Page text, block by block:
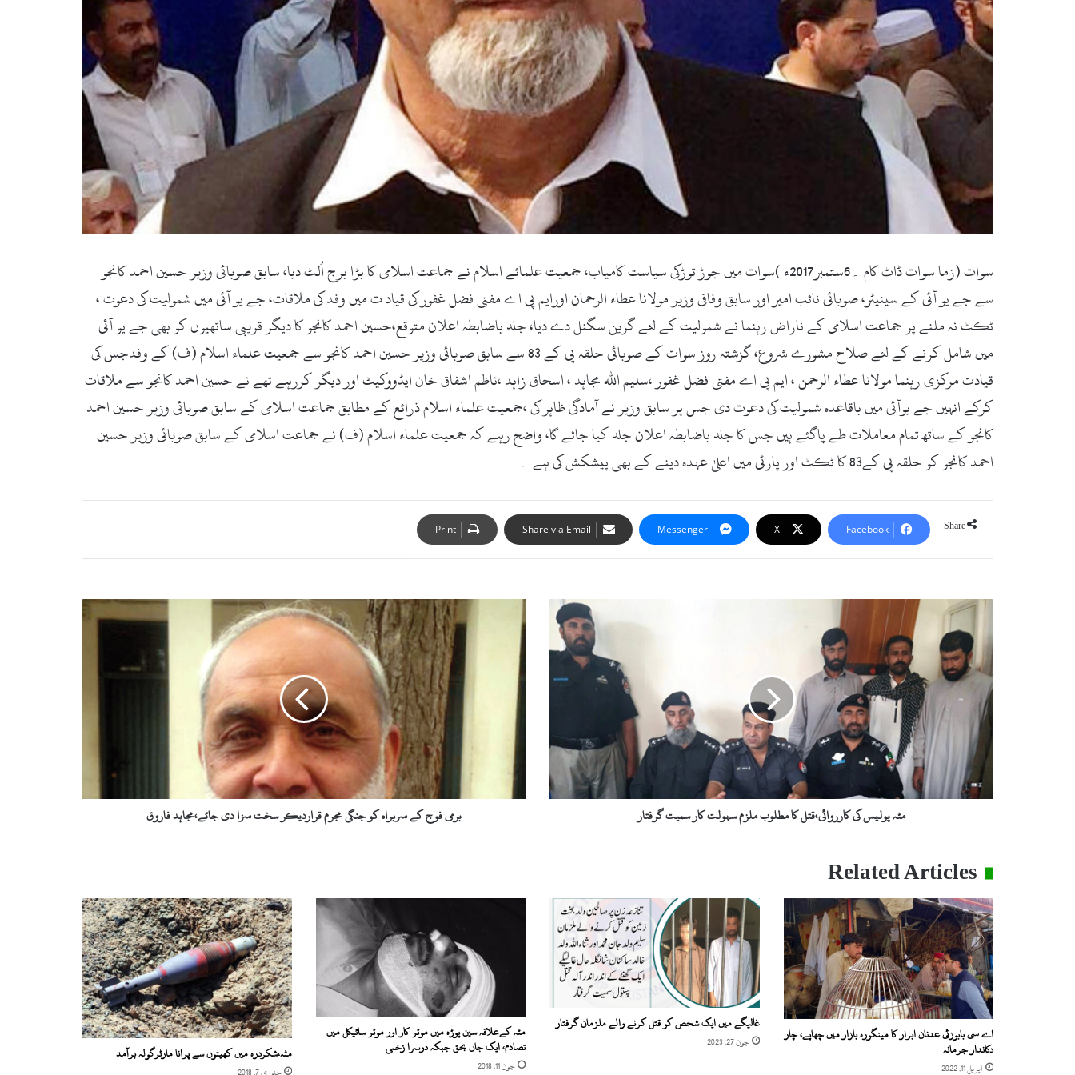
سوات (زما سوات ڈاٹ کام ۔6ستمبر2017ء )سوات میں جوڑ توڑکی سیاست کامیاب، جمعیت علمائے اسلام نے جماعت اسلامی کا بڑا برج اُلٹ دیا، سابق صوبائی وزیر حسین احمد کانجو
سے جے یو آئی کے سینیٹر، صوبائی نائب امیر اور سابق وفاقی وزیر مولانا عطاء الرحمان اورایم پی اے مفتی فضل غفور کی قیاد ت میں وفد کی ملاقات، جے یو آئی میں شمولیت کی دعوت ،
ٹکٹ نہ ملنے پر جماعت اسلامی کے ناراض رہنما نے شمولیت کے لئے گرین سگنل دے دیا، جلد باضابطہ اعلان متوقع،حسین احمد کانجو کا دیگر قریبی ساتھیوں کو بھی جے یو آئی
میں شامل کرنے کے لئے صلاح مشورے شروع، گزشتہ روز سوات کے صوبائی حلقہ پی کے 83 سے سابق صوبائی وزیر حسین احمد کانجو سے جمعیت علماء اسلام (ف) کے وفدجس کی
قیادت مرکزی رہنما مولانا عطاء الرحمن ، ایم پی اے مفتی فضل غفور ،سلیم اللہ مجاہد ، اسحاق زاہد ،ناظم اشفاق خان ایڈووکیٹ اور دیگر کررہے تھے نے حسین احمد کانجو سے ملاقات
کرکے انہیں جے یوآئی میں باقاعدہ شمولیت کی دعوت دی جس پر سابق وزیر نے آمادگی ظاہر کی ،جمعیت علماء اسلام ذرائع کے مطابق جماعت اسلامی کے سابق صوبائی وزیر حسین احمد
کانجو کے ساتھ تمام معاملات طے پاگئے ہیں جس کا جلد باضابطہ اعلان جلد کیا جائے گا، واضح رہے کہ جمعیت علماء اسلام (ف) نے جماعت اسلامی کے سابق صوبائی وزیر حسین
احمد کانجو کو حلقہ پی کے83 کا ٹکٹ اور پارٹی میں اعلیٰ عہدہ دینے کے بھی پیشکش کی ہے ۔
Share
Facebook
X
Messenger
Share via Email
Print
م
ہ
پ
و
ل
س
ک
ی
ا
ئ
ی
،
ق
ت
ل
ک
ا
م
ط
ل
و
مٹہ پولیس کی کارروائی،قتل کا مطلوب ملزم سہولت کار سمیت گرفتار
ب
ر
م
ی
ف
ج
ے
ب
ج
م
ق
ر
ا
برمی فوج کے سربراہ کو جنگی مجرم قراردیکر سخت سزا دی جائے،مجاہد فاروق
Related Articles
اے سی بابوزئی عدنان ابرار کا مینگورہ بازار میں چھاپے، چار
دکاندار جرمانہ
اپریل 11, 2022
غالیگے میں ایک شخص کو قتل کرنے والے ملزمان گرفتار
جون 27, 2023
مٹہ کےعلاقہ سین پوڑہ میں موٹر کار اور موٹر سائیکل میں
تصادم، ایک جاں بحق جبکہ دوسرا زخمی
جون 11, 2018
مٹہ،شکردرہ میں کھیتوں سے پرانا مارٹرگولہ برآمد